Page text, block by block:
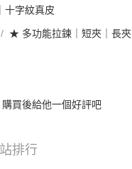
十字紋真皮
★ 多功能拉鍊｜短夾｜長夾
買後給他一個好評吧
排行